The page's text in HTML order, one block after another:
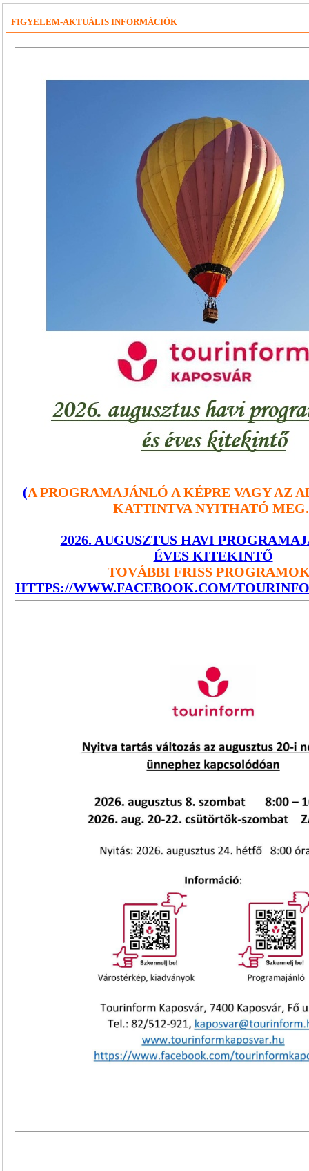
FIGYELEM-AKTUÁLIS INFORMÁCIÓK
(A PROGRAMAJÁNLÓ A KÉPRE VAGY AZ
KATTINTVA NYITHATÓ
2026. AUGUSZTUS HAVI
ÉVES KITEKINTŐ
TOVÁBBI FRISS
HTTPS://WWW.FACEBOOK.COM/